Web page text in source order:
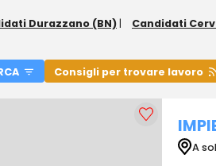
Durazzano (BN) | Candidati
Consigli per trovare lavoro
A